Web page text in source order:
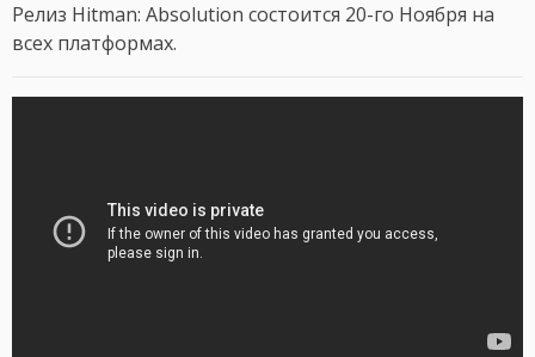
Релиз Hitman: Absolution состоится 20-го Ноября на
всех платформах.